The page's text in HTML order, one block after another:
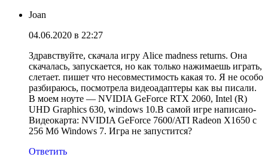
Joan
04.06.2020 в 22:27
Здравствуйте, скачала игру Alice madness returns. Она
скачалась, запускается, но как только нажимаешь играть,
слетает. пишет что несовместимость какая то. Я не особо
разбираюсь, посмотрела видеоадаптеры как вы писали.
В моем ноуте — NVIDIA GeForce RTX 2060, Intel (R)
UHD Graphics 630, windows 10.В самой игре написано-
Видеокарта: NVIDIA GeForce 7600/ATI Radeon X1650 с
256 Мб Windows 7. Игра не запустится?
Ответить